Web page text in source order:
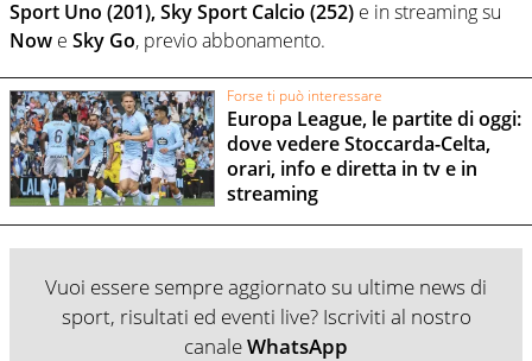
Sport Uno (201),Sky Sport Calcio (252) e in streaming su
Now e Sky Go, previo abbonamento.
Forse ti può interessare
Europa League, le partite di oggi:
dove vedere Stoccarda-Celta,
orari, info e diretta in tv e in
streaming
Vuoi essere sempre aggiornato su ultime news di
sport, risultati ed eventi live? Iscriviti al nostro
canaleWhatsApp